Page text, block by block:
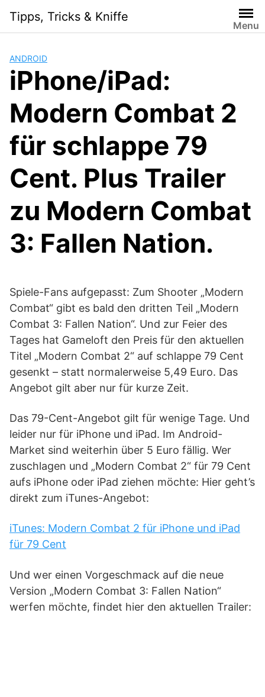
content
Tipps, Tricks & Kniffe
Menu
ANDROID
iPhone/iPad:
Modern Combat 2
für schlappe 79
Cent. Plus Trailer
zu Modern Combat
3: Fallen Nation.
Spiele-Fans aufgepasst: Zum Shooter „Modern
Combat“ gibt es bald den dritten Teil „Modern
Combat 3: Fallen Nation“. Und zur Feier des
Tages hat Gameloft den Preis für den aktuellen
Titel „Modern Combat 2“ auf schlappe 79 Cent
gesenkt – statt normalerweise 5,49 Euro. Das
Angebot gilt aber nur für kurze Zeit.
Das 79-Cent-Angebot gilt für wenige Tage. Und
leider nur für iPhone und iPad. Im Android-
Market sind weiterhin über 5 Euro fällig. Wer
zuschlagen und „Modern Combat 2“ für 79 Cent
aufs iPhone oder iPad ziehen möchte: Hier geht’s
direkt zum iTunes-Angebot:
iTunes: Modern Combat 2 für iPhone und iPad
für 79 Cent
Und wer einen Vorgeschmack auf die neue
Version „Modern Combat 3: Fallen Nation“
werfen möchte, findet hier den aktuellen Trailer: